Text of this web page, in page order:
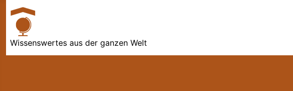
Wissenswertes aus der ganzen Welt